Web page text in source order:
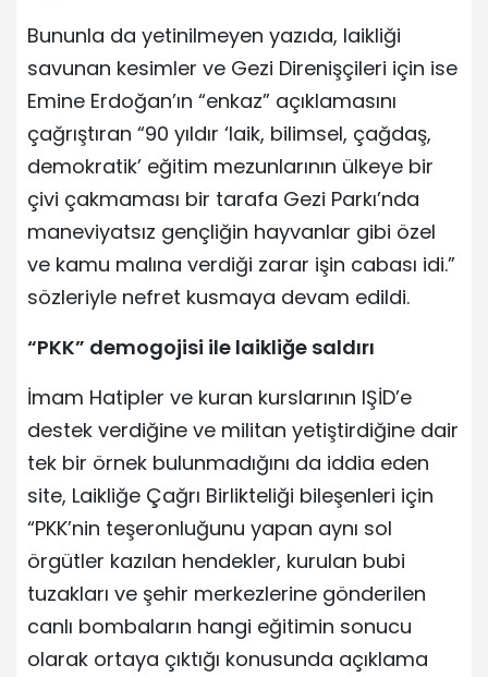
Bununla da yetinilmeyen yazıda, laikliği
savunan kesimler ve Gezi Direnişçileri için ise
Emine Erdoğan’ın “enkaz” açıklamasını
çağrıştıran “90 yıldır ‘laik, bilimsel, çağdaş,
demokratik’ eğitim mezunlarının ülkeye bir
çivi çakmaması bir tarafa Gezi Parkı’nda
maneviyatsız gençliğin hayvanlar gibi özel
ve kamu malına verdiği zarar işin cabası idi.”
sözleriyle nefret kusmaya devam edildi.
“PKK” demogojisi ile laikliğe saldırı
İmam Hatipler ve kuran kurslarının IŞİD’e
destek verdiğine ve militan yetiştirdiğine dair
tek bir örnek bulunmadığını da iddia eden
site, Laikliğe Çağrı Birlikteliği bileşenleri için
“PKK’nin teşeronluğunu yapan aynı sol
örgütler kazılan hendekler, kurulan bubi
tuzakları ve şehir merkezlerine gönderilen
canlı bombaların hangi eğitimin sonucu
olarak ortaya çıktığı konusunda açıklama